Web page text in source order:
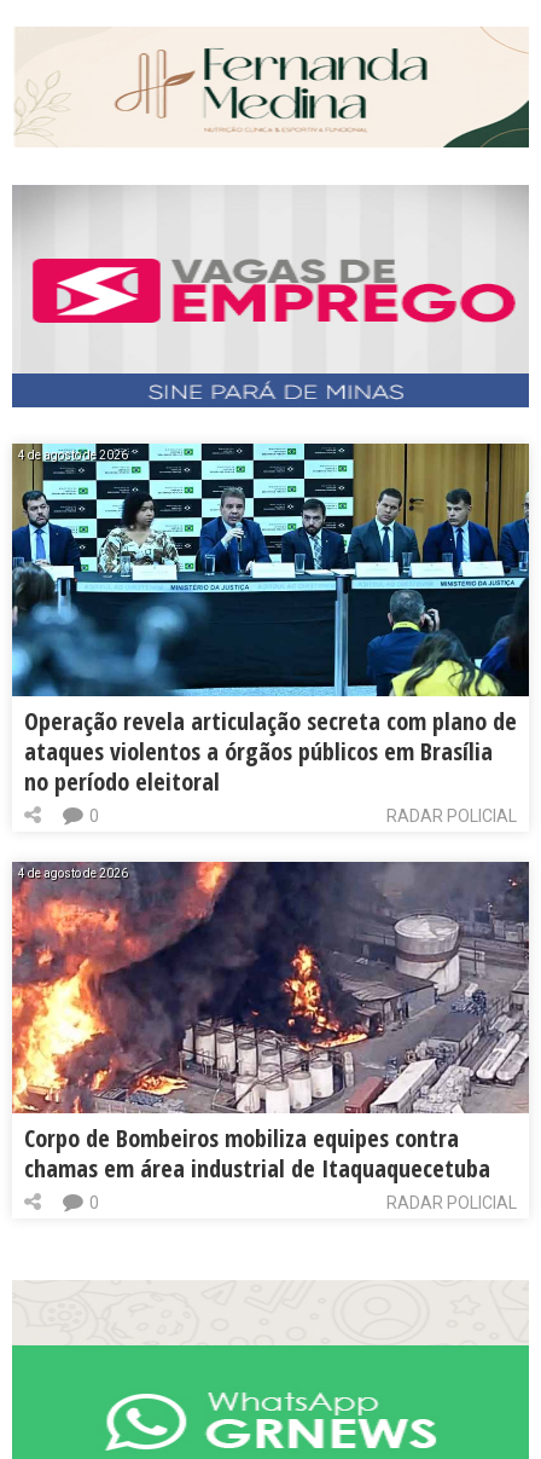
4 de agosto de 2026
Operação revela articulação secreta com plano de
ataques violentos a órgãos públicos em Brasília
no período eleitoral
RADAR POLICIAL
0
4 de agosto de 2026
Corpo de Bombeiros mobiliza equipes contra
chamas em área industrial de Itaquaquecetuba
RADAR POLICIAL
0